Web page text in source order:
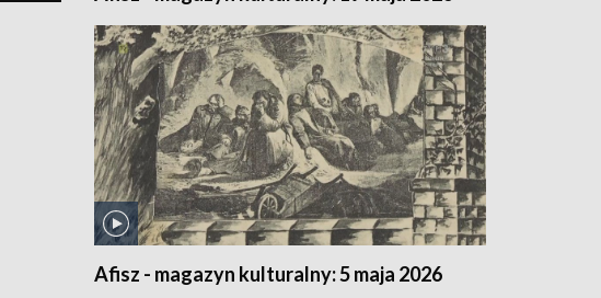
Afisz - magazyn kulturalny: 5 maja 2026